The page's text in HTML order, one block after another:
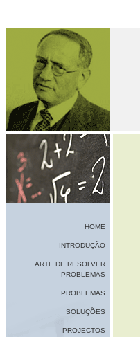
HOME
INTRODUÇÃO
ARTE DE RESOLVER
PROBLEMAS
PROBLEMAS
SOLUÇÕES
PROJECTOS